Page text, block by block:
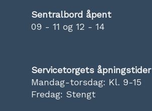
Sentralbord åpent
09 - 11 og 12 - 14
Servicetorgets åpningstider
Mandag-torsdag: Kl. 9-15
Fredag: Stengt